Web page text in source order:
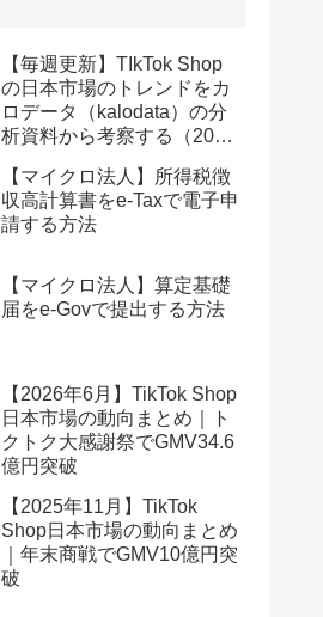
【毎週更新】TIkTok Shop
の日本市場のトレンドをカ
ロデータ（kalodata）の分
析資料から考察する（2026
【マイクロ法人】所得税徴
収高計算書をe-Taxで電子申
請する方法
【マイクロ法人】算定基礎
届をe-Govで提出する方法
【2026年6月】TikTok Shop
日本市場の動向まとめ｜ト
クトク大感謝祭でGMV34.6
億円突破
【2025年11月】TikTok
Shop日本市場の動向まとめ
｜年末商戦でGMV10億円突
破